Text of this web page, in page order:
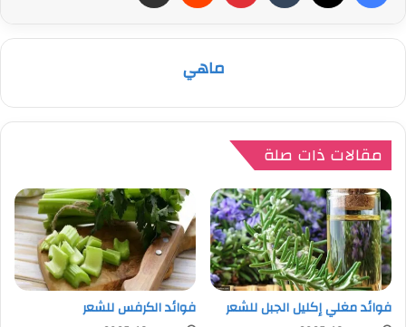
ماهي
مقالات ذات صلة
فوائد مغلي إكليل الجبل للشعر فوائد الكرفس للشعر